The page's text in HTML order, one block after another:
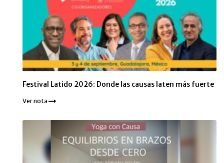
Festival Latido 2026: Donde las causas laten más fuerte
Ver nota